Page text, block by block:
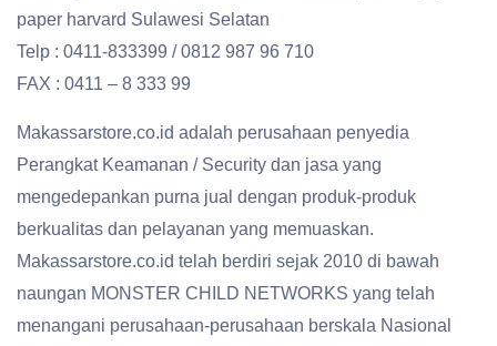
paper harvard Sulawesi Selatan
Telp : 0411-833399 / 0812 987 96 710
FAX : 0411 – 8 333 99
Makassarstore.co.id adalah perusahaan penyedia
Perangkat Keamanan / Security dan jasa yang
mengedepankan purna jual dengan produk-produk
berkualitas dan pelayanan yang memuaskan.
Makassarstore.co.id telah berdiri sejak 2010 di bawah
naungan MONSTER CHILD NETWORKS yang telah
menangani perusahaan-perusahaan berskala Nasional